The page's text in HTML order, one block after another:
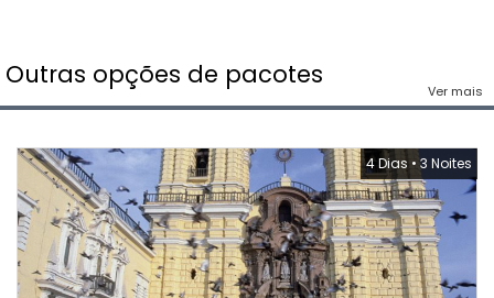
Outras opções de pacotes
Ver mais
4 Dias • 3 Noites